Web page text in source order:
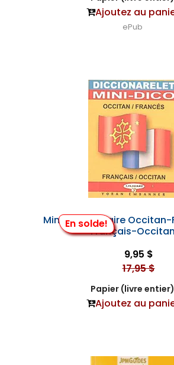
Ajoutez au
ePub
En solde!
Mini-Dictionnaire Occitan-
Français-Occitan
9,95 $
17,95 $
Papier (livre entier)
Ajoutez au